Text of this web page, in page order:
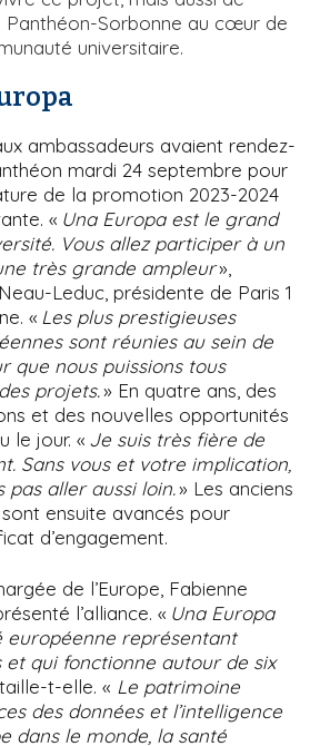
Panthéon-Sorbonne au cœur de
universitaire.
ambassadeurs avaient rendez-
mardi 24 septembre pour
de la promotion 2023-2024
« Una Europa est le grand
Vous allez participer à un
très grande ampleur»,
Leduc, présidente de Paris 1
« Les plus prestigieuses
sont réunies au sein de
que nous puissions tous
projets.» En quatre ans, des
et des nouvelles opportunités
le jour. « Je suis très fière de
Sans vous et votre implication,
pas aller aussi loin.» Les anciens
ensuite avancés pour
d’engagement.
de l’Europe, Fabienne
l’alliance. « Una Europa
européenne représentant
et qui fonctionne autour de six
t-elle. « Le patrimoine
des données et l’intelligence
dans le monde, la santé